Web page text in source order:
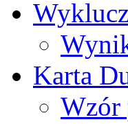
Karta
Wzór